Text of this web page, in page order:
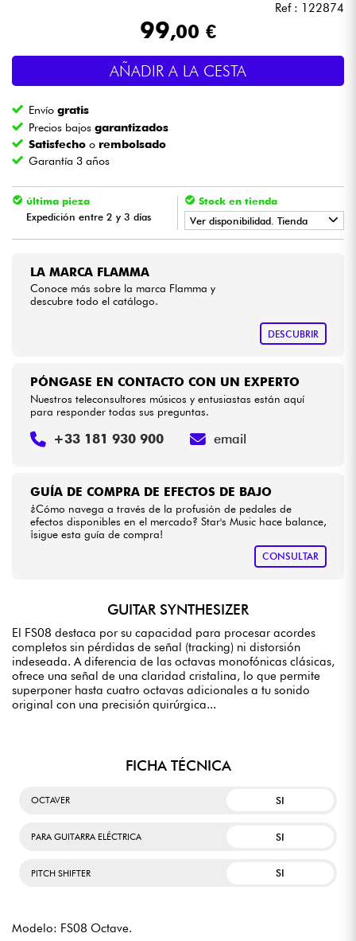
Luces
Vientos
Niños
Cables & Acces.
HiFi
Ver nuestras marcas
Ref : 122874
99,00 €
AÑADIR A LA CESTA
Envíogratis
Precios bajosgarantizados
Satisfecho o rembolsado
Garantía 3 años
última pieza
Expedición entre 2 y 3 días
Stock en tienda
Ver disponibilidad. Tienda
LA MARCA FLAMMA
Conoce más sobre la marca Flamma y
descubre todo el catálogo.
DESCUBRIR
GUÍA DE COMPRA DE EFECTOS DE BAJO
¿Cómo navega a través de la profusión de pedales de
efectos disponibles en el mercado? Star's Music hace balance,
¡sigue esta guía de compra!
CONSULTAR
PÓNGASE EN CONTACTO CON UN EXPERTO
Nuestros teleconsultores músicos y entusiastas están aquí
para responder todas sus preguntas.
+33 181 930 900 email
GUITAR SYNTHESIZER
El FS08 destaca por su capacidad para procesar acordes
completos sin pérdidas de señal (tracking) ni distorsión
indeseada. A diferencia de las octavas monofónicas clásicas,
ofrece una señal de una claridad cristalina, lo que permite
superponer hasta cuatro octavas adicionales a tu sonido
original con una precisión quirúrgica...
FICHA TÉCNICA
OCTAVER SI
PARA GUITARRA ELÉCTRICA SI
PITCH SHIFTER SI
Modelo: FS08 Octave.